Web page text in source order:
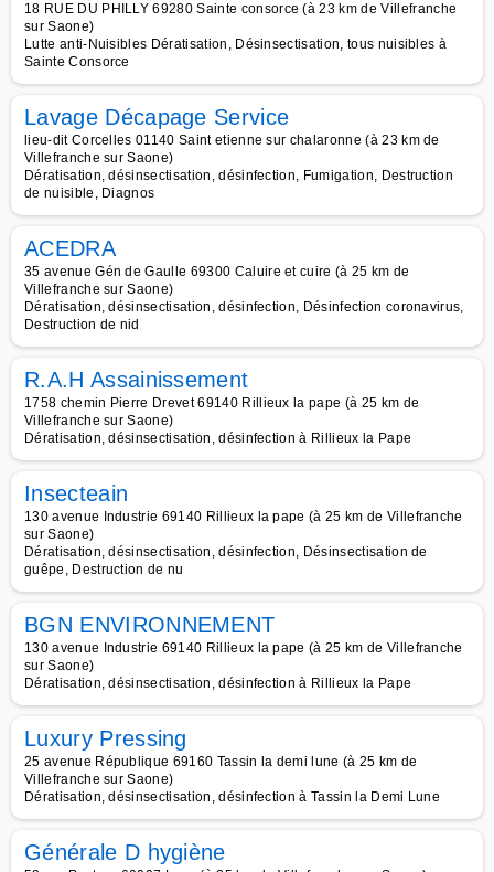
18 RUE DU PHILLY 69280 Sainte consorce (à 23 km de Villefranche
sur Saone)
Lutte anti-Nuisibles Dératisation, Désinsectisation, tous nuisibles à
Sainte Consorce
Lavage Décapage Service
lieu-dit Corcelles 01140 Saint etienne sur chalaronne (à 23 km de
Villefranche sur Saone)
Dératisation, désinsectisation, désinfection, Fumigation, Destruction
de nuisible, Diagnos
ACEDRA
35 avenue Gén de Gaulle 69300 Caluire et cuire (à 25 km de
Villefranche sur Saone)
Dératisation, désinsectisation, désinfection, Désinfection coronavirus,
Destruction de nid
R.A.H Assainissement
1758 chemin Pierre Drevet 69140 Rillieux la pape (à 25 km de
Villefranche sur Saone)
Dératisation, désinsectisation, désinfection à Rillieux la Pape
Insecteain
130 avenue Industrie 69140 Rillieux la pape (à 25 km de Villefranche
sur Saone)
Dératisation, désinsectisation, désinfection, Désinsectisation de
guêpe, Destruction de nu
BGN ENVIRONNEMENT
130 avenue Industrie 69140 Rillieux la pape (à 25 km de Villefranche
sur Saone)
Dératisation, désinsectisation, désinfection à Rillieux la Pape
Luxury Pressing
25 avenue République 69160 Tassin la demi lune (à 25 km de
Villefranche sur Saone)
Dératisation, désinsectisation, désinfection à Tassin la Demi Lune
Générale D hygiène